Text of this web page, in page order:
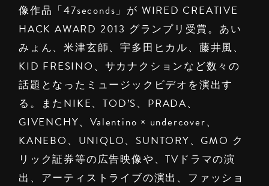
像作品「47seconds」が WIRED CREATIVE
HACK AWARD 2013 グランプリ受賞。あい
みょん、米津玄師、宇多田ヒカル、藤井風、
KID FRESINO、サカナクションなど数々の
話題となったミュージックビデオを演出す
る。またNIKE、TOD’S、PRADA、
GIVENCHY、Valentino × undercover、
KANEBO、UNIQLO、SUNTORY、GMO ク
リック証券等の広告映像や、TVドラマの演
出、アーティストライブの演出、ファッショ